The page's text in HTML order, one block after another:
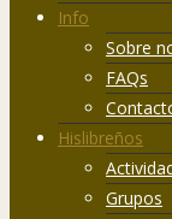
Info
Sobre
FAQs
Hislibreños
Grupos